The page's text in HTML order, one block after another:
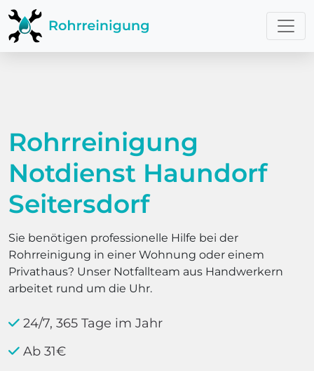
Rohrreinigung
Notdienst Haundorf
Seitersdorf
Sie benötigen professionelle Hilfe bei der
Rohrreinigung in einer Wohnung oder einem
Privathaus? Unser Notfallteam aus Handwerkern
arbeitet rund um die Uhr.
24/7, 365 Tage im Jahr
Ab 31€